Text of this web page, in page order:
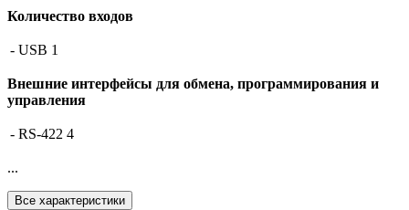
Количество входов
- USB 1
Внешние интерфейсы для обмена, программирования и
управления
- RS-422 4
...
Все характеристики